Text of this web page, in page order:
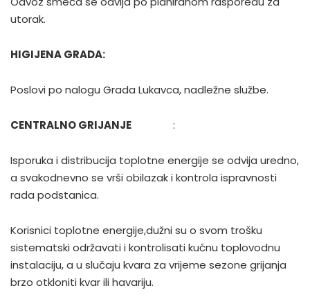
utorak.
HIGIJENA GRADA:
Poslovi po nalogu Grada Lukavca, nadležne službe.
CENTRALNO GRIJANJE :
Isporuka i distribucija toplotne energije se odvija uredno,
a svakodnevno se vrši obilazak i kontrola ispravnosti
rada podstanica.
Korisnici toplotne energije,dužni su o svom trošku
sistematski održavati i kontrolisati kućnu toplovodnu
instalaciju, a u slučaju kvara za vrijeme sezone grijanja
brzo otkloniti kvar ili havariju.